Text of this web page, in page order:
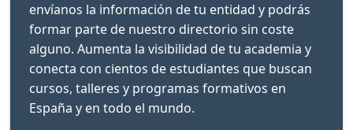
envíanos la información de tu entidad y podrás
formar parte de nuestro directorio sin coste
alguno. Aumenta la visibilidad de tu academia y
conecta con cientos de estudiantes que buscan
cursos, talleres y programas formativos en
España y en todo el mundo.